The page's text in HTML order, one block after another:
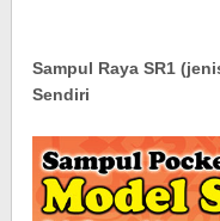
Sampul Raya SR1
Sendiri